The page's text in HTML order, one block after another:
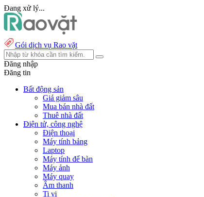
Đang xử lý...
Gói dịch vụ Rao vặt
Đăng nhập
Đăng tin
Bất động sản
Giá giảm sâu
Mua bán nhà đất
Thuê nhà đất
Điện tử, công nghệ
Điện thoại
Máy tính bảng
Laptop
Máy tính để bàn
Máy ảnh
Máy quay
Âm thanh
Ti vi